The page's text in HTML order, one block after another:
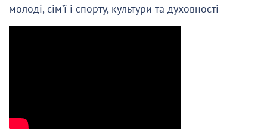
молоді, сім’ї і спорту, культури та духовності